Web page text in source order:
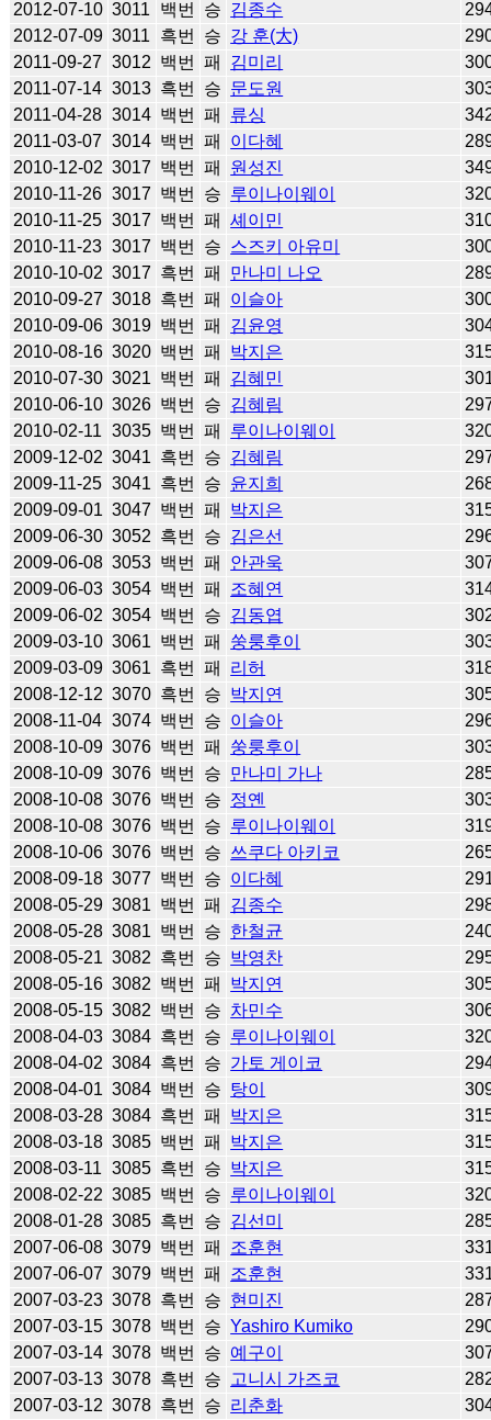
2012-07-10 3011 백번 승 김종수
2012-07-09 3011 흑번 승 강 훈(大)
2011-09-27 3012 백번 패 김미리
2011-07-14 3013 흑번 승 문도원
2011-04-28 3014 백번 패 류싱
2011-03-07 3014 백번 패 이다혜
2010-12-02 3017 백번 패 원성진
2010-11-26 3017 백번 승 루이나이웨이
2010-11-25 3017 백번 패 셰이민
2010-11-23 3017 백번 승 스즈키 아유미
2010-10-02 3017 흑번 패 만나미 나오
2010-09-27 3018 흑번 패 이슬아
2010-09-06 3019 백번 패 김윤영
2010-08-16 3020 백번 패 박지은
2010-07-30 3021 백번 패 김혜민
2010-06-10 3026 백번 승 김혜림
2010-02-11 3035 백번 패 루이나이웨이
2009-12-02 3041 흑번 승 김혜림
2009-11-25 3041 흑번 승 윤지희
2009-09-01 3047 백번 패 박지은
2009-06-30 3052 흑번 승 김은선
2009-06-08 3053 백번 패 안관욱
2009-06-03 3054 백번 패 조혜연
2009-06-02 3054 백번 승 김동엽
2009-03-10 3061 백번 패 쑹룽후이
2009-03-09 3061 흑번 패 리허
2008-12-12 3070 흑번 승 박지연
2008-11-04 3074 백번 승 이슬아
2008-10-09 3076 백번 패 쑹룽후이
2008-10-09 3076 백번 승 만나미 가나
2008-10-08 3076 백번 승 정옌
2008-10-08 3076 백번 승 루이나이웨이
2008-10-06 3076 백번 승 쓰쿠다 아키코
2008-09-18 3077 백번 승 이다혜
2008-05-29 3081 백번 패 김종수
2008-05-28 3081 백번 승 한철균
2008-05-21 3082 흑번 승 박영찬
2008-05-16 3082 백번 패 박지연
2008-05-15 3082 백번 승 차민수
2008-04-03 3084 흑번 승 루이나이웨이
2008-04-02 3084 흑번 승 가토 게이코
2008-04-01 3084 백번 승 탕이
2008-03-28 3084 흑번 패 박지은
2008-03-18 3085 백번 패 박지은
2008-03-11 3085 흑번 승 박지은
2008-02-22 3085 백번 승 루이나이웨이
2008-01-28 3085 흑번 승 김선미
2007-06-08 3079 백번 패 조훈현
2007-06-07 3079 백번 패 조훈현
2007-03-23 3078 흑번 승 현미진
2007-03-15 3078 백번 승 Yashiro Kumiko
2007-03-14 3078 백번 승 예구이
2007-03-13 3078 흑번 승 고니시 가즈코
2007-03-12 3078 흑번 승 리춘화